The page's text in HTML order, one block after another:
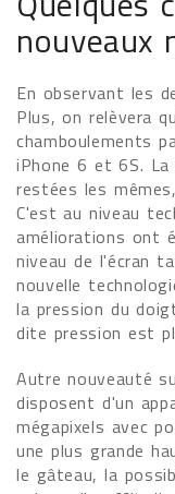
nouveaux
En observant les
Plus, on relèvera
chamboulements
iPhone 6 et 6S.
restées les
C'est au niveau
améliorations ont
niveau de l'écran
nouvelle
la pression du
dite pression est
Autre nouveauté
disposent d'un
mégapixels avec
une plus grande
le gâteau, la